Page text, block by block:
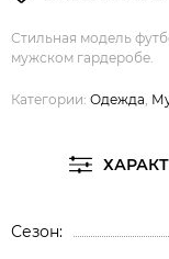
Стильная модель
мужском гардеробе.
Категории: Одежда,
Сезон